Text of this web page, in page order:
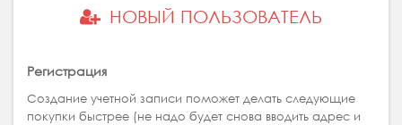
НОВЫЙ ПОЛЬЗОВАТЕЛЬ
Регистрация
Создание учетной записи поможет делать следующие
покупки быстрее (не надо будет снова вводить адрес и